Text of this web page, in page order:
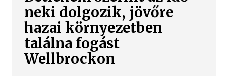
neki dolgozik, jövőre
hazai környezetben
találna fogást
Wellbrockon